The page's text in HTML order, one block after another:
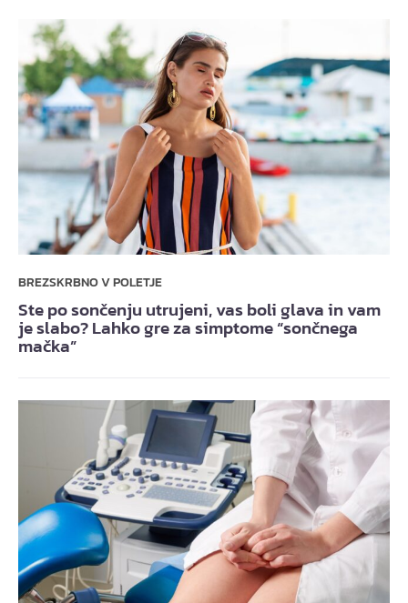
BREZSKRBNO V POLETJE
Ste po sončenju utrujeni, vas boli glava in vam
je slabo? Lahko gre za simptome “sončnega
mačka”